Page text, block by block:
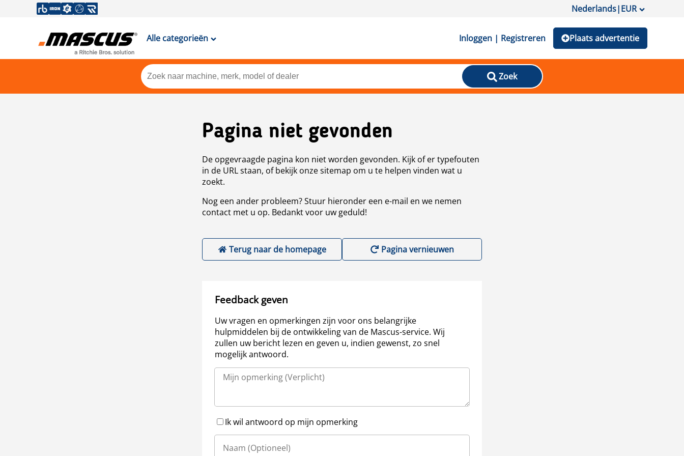
Nederlands|EUR
Alle categorieën Inloggen | Registreren Plaats advertentie
Zoek
Pagina niet gevonden
De opgevraagde pagina kon niet worden gevonden. Kijk of er typefouten
in de URL staan, of bekijk onze sitemap om u te helpen vinden wat u
zoekt.
Nog een ander probleem? Stuur hieronder een e-mail en we nemen
contact met u op. Bedankt voor uw geduld!
Terug naar de homepage Pagina vernieuwen
Feedback geven
Uw vragen en opmerkingen zijn voor ons belangrijke
hulpmiddelen bij de ontwikkeling van de Mascus-service. Wij
zullen uw bericht lezen en geven u, indien gewenst, zo snel
mogelijk antwoord.
Ik wil antwoord op mijn opmerking